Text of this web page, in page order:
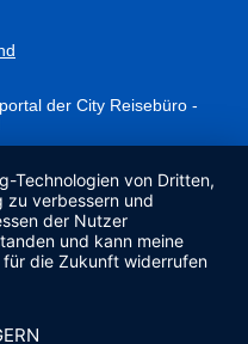
der City Reisebüro -
Technologien von Dritten,
zu verbessern und
der Nutzer
und kann meine
die Zukunft widerrufen